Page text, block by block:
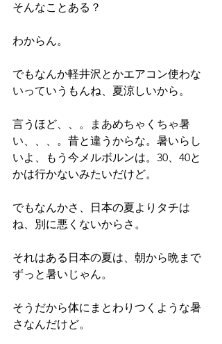
そんなことある？
わからん。
でもなんか軽井沢とかエアコン使わな
いっていうもんね、夏涼しいから。
言うほど、、。まあめちゃくちゃ暑
い、、、。昔と違うからな。暑いらし
いよ、もう今メルボルンは。30、40と
かは行かないみたいだけど。
でもなんかさ、日本の夏よりタチは
ね、別に悪くないからさ。
それはある日本の夏は、朝から晩まで
ずっと暑いじゃん。
そうだから体にまとわりつくような暑
さなんだけど。